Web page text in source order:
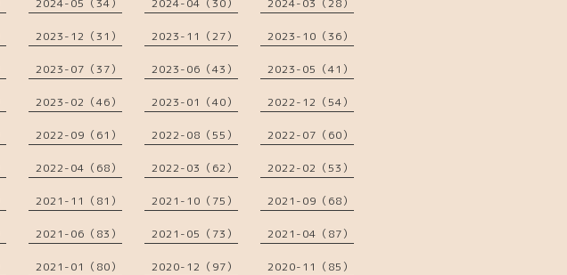
2024-05（34） 2024-04（30） 2024-03（28）
2023-12（31） 2023-11（27） 2023-10（36）
2023-07（37） 2023-06（43） 2023-05（41）
2023-02（46） 2023-01（40） 2022-12（54）
2022-09（61） 2022-08（55） 2022-07（60）
2022-04（68） 2022-03（62） 2022-02（53）
2021-11（81） 2021-10（75） 2021-09（68）
2021-06（83） 2021-05（73） 2021-04（87）
2021-01（80） 2020-12（97） 2020-11（85）